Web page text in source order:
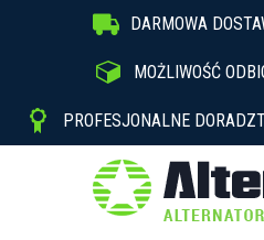
 DARMOWA
 MOŻLIWOŚĆ
 PROFESJONALNE